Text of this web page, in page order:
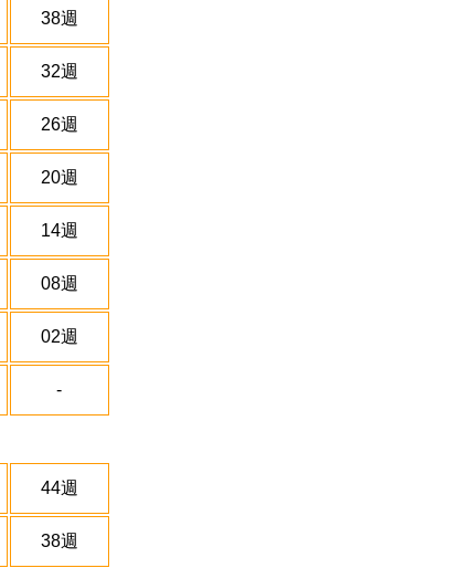
38週
32週
26週
20週
14週
08週
02週
-
44週
38週